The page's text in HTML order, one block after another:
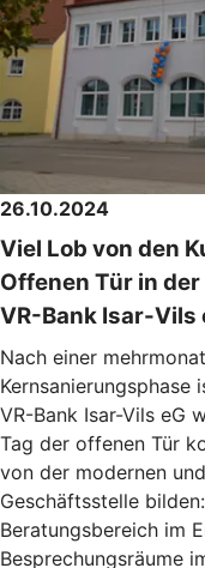
26.10.2024
Viel Lob von den
Offenen Tür in
VR-Bank Isar-Vils
Nach einer
VR-Bank Isar-Vils eG
Tag der offenen Tür
von der modernen
Geschäftsstelle
Beratungsbereich im
Besprechungsräume